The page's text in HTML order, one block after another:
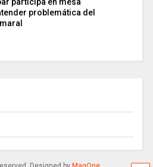
problemática del